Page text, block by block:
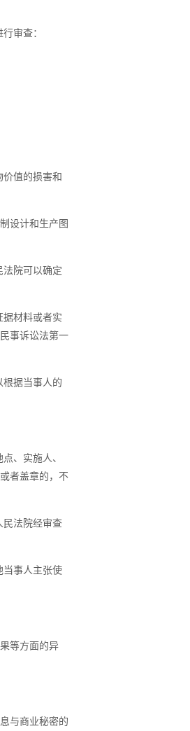
审查：
值的损害和
设计和生产图
院可以确定
材料或者实
事诉讼法第一
据当事人的
、实施人、
者盖章的，不
民法院经审查
当事人主张使
等方面的异
与商业秘密的